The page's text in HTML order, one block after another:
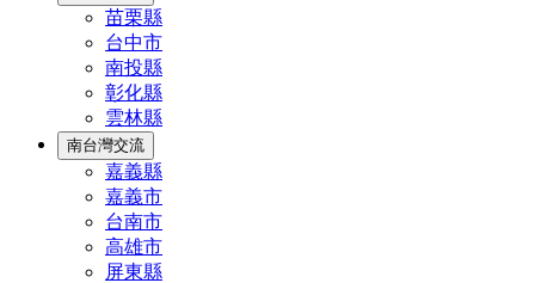
苗栗縣
台中市
南投縣
彰化縣
雲林縣
南台灣交流
嘉義縣
嘉義市
台南市
高雄市
屏東縣